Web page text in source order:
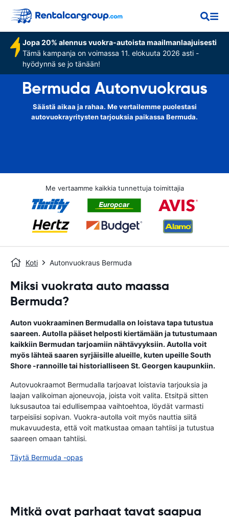
Jopa 20% alennus vuokra-autoista maailmanlaajuisesti
Tämä kampanja on voimassa 11. elokuuta 2026 asti -
hyödynnä se jo tänään!
Bermuda Autonvuokraus
Säästä aikaa ja rahaa. Me vertailemme puolestasi
autovuokrayritysten tarjouksia paikassa Bermuda.
Me vertaamme kaikkia tunnettuja toimittajia
Koti Autonvuokraus Bermuda
Miksi vuokrata auto maassa
Bermuda?
Auton vuokraaminen Bermudalla on loistava tapa tutustua
saareen. Autolla pääset helposti kiertämään ja tutustumaan
kaikkiin Bermudan tarjoamiin nähtävyyksiin. Autolla voit
myös lähteä saaren syrjäisille alueille, kuten upeille South
Shore -rannoille tai historialliseen St. Georgen kaupunkiin.
Autovuokraamot Bermudalla tarjoavat loistavia tarjouksia ja
laajan valikoiman ajoneuvoja, joista voit valita. Etsitpä sitten
luksusautoa tai edullisempaa vaihtoehtoa, löydät varmasti
tarpeisiisi sopivan. Vuokra-autolla voit myös nauttia siitä
mukavuudesta, että voit matkustaa omaan tahtiisi ja tutustua
saareen omaan tahtiisi.
Täytä Bermuda -opas
Mitkä ovat parhaat tavat saapua